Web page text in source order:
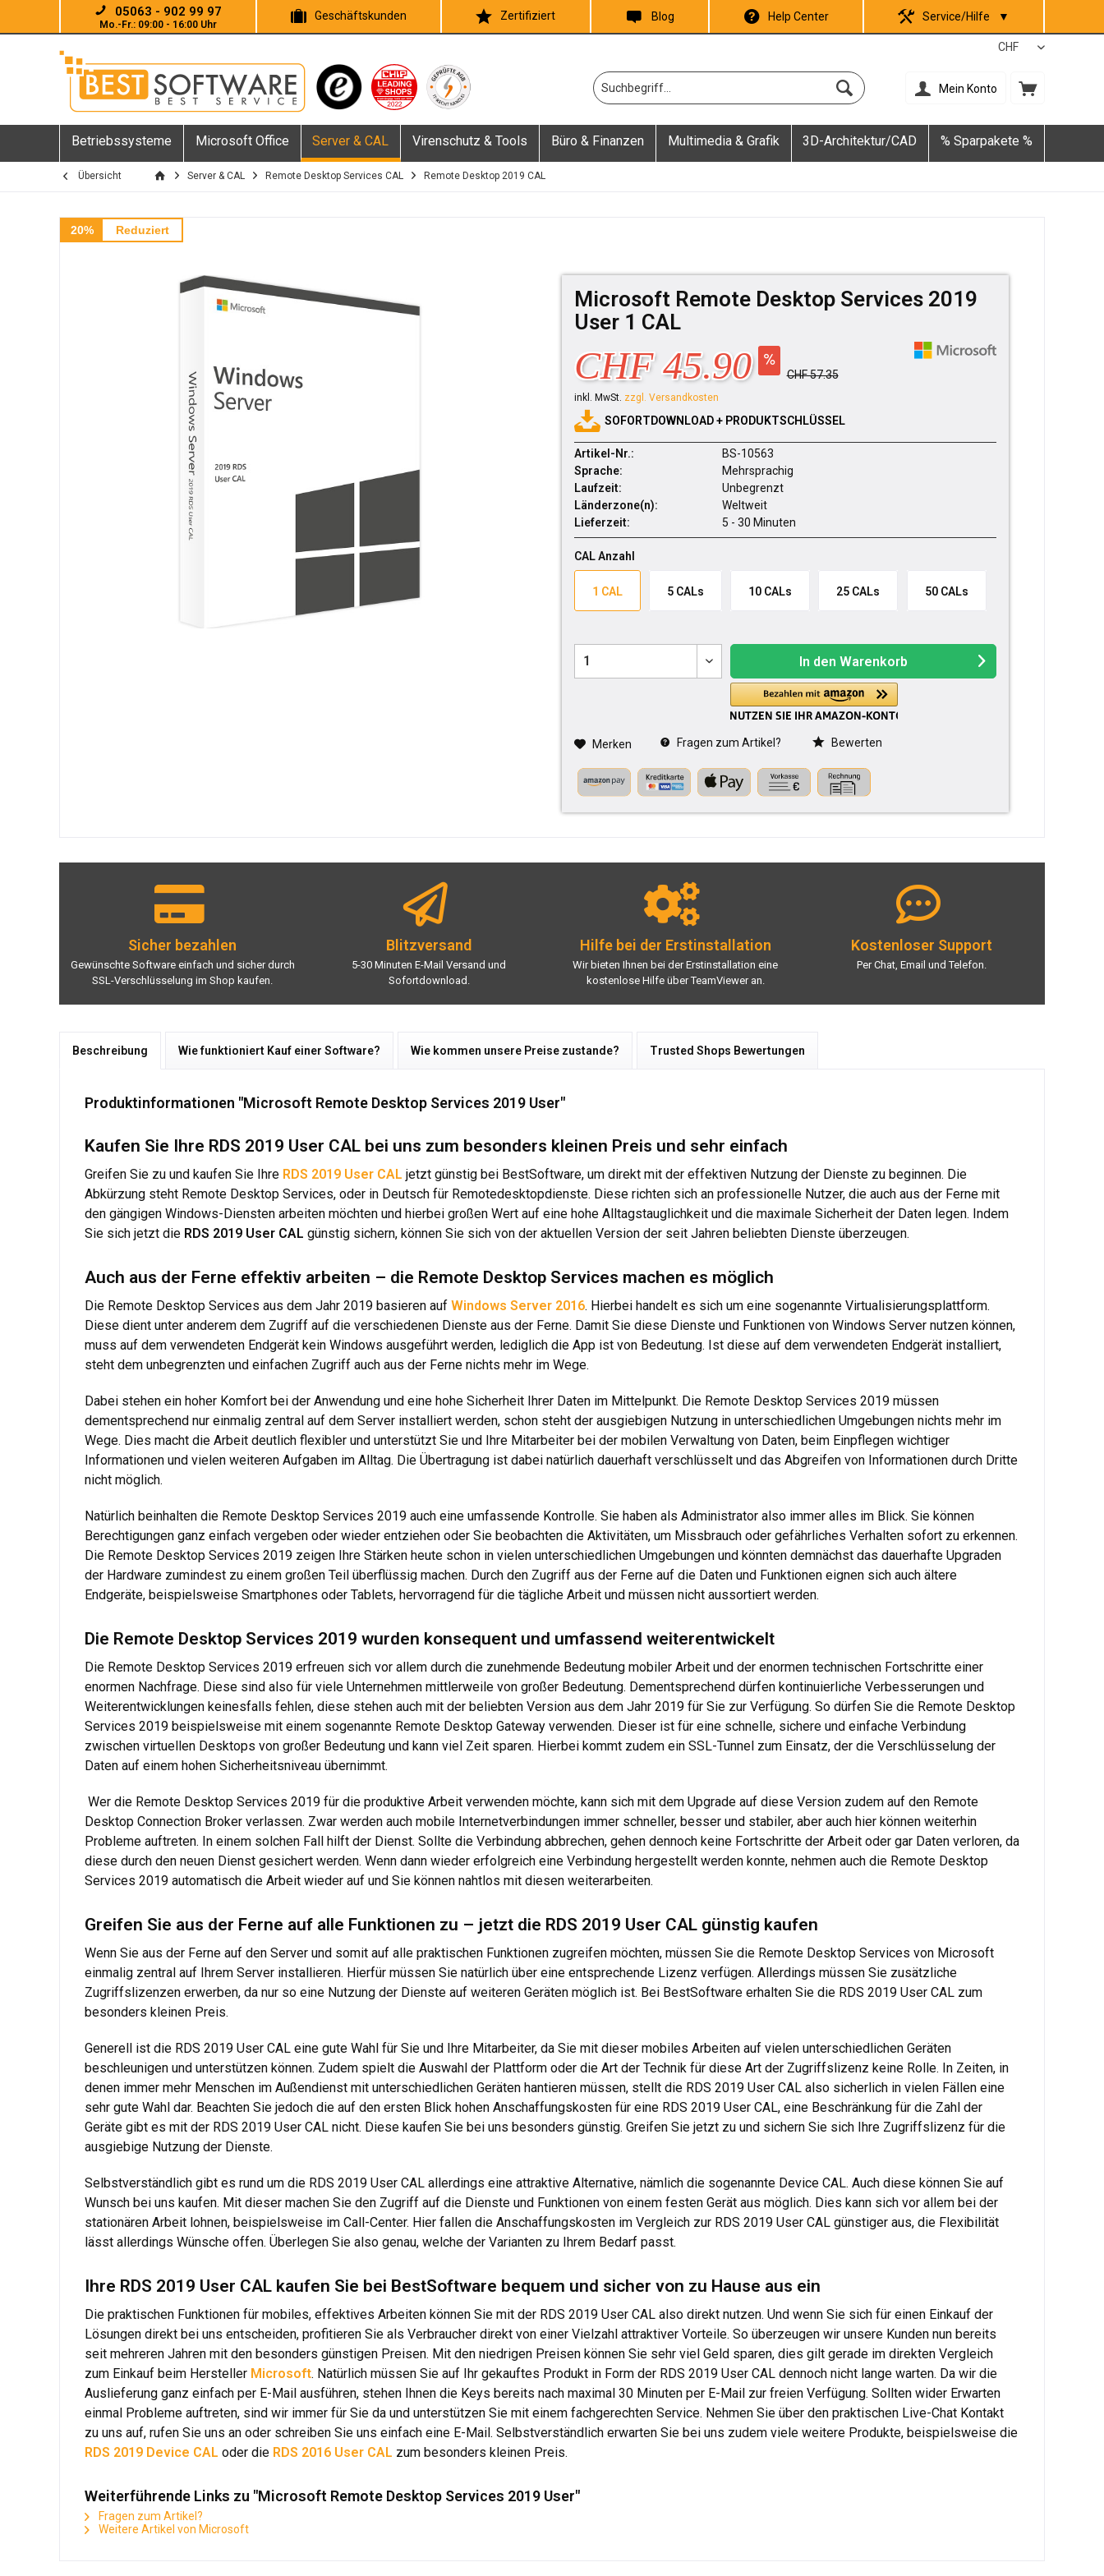
05063 - 902 99 97
Mo.-Fr.: 09:00 - 16:00 Uhr
Geschäftskunden Zertifiziert Blog Help Center Service/Hilfe ▼
Mein Konto
Betriebssysteme Microsoft Office Server & CAL Virenschutz & Tools Büro & Finanzen Multimedia & Grafik 3D-Architektur/CAD % Sparpakete %
Übersicht Server & CAL Remote Desktop Services CAL Remote Desktop 2019 CAL
20% Reduziert
Microsoft Remote Desktop Services 2019
User 1 CAL
CHF 45.90 CHF 57.35
inkl. MwSt. zzgl. Versandkosten
SOFORTDOWNLOAD + PRODUKTSCHLÜSSEL
Artikel-Nr.:
BS-10563
Sprache:
Mehrsprachig
Laufzeit:
Unbegrenzt
Länderzone(n):
Weltweit
Lieferzeit:
5 - 30 Minuten
CAL Anzahl
1 CAL 5 CALs 10 CALs 25 CALs 50 CALs
In den Warenkorb
Merken Fragen zum Artikel? Bewerten
Sicher bezahlen
Gewünschte Software einfach und sicher durch
SSL-Verschlüsselung im Shop kaufen.
Blitzversand
5-30 Minuten E-Mail Versand und
Sofortdownload.
Hilfe bei der Erstinstallation
Wir bieten Ihnen bei der Erstinstallation eine
kostenlose Hilfe über TeamViewer an.
Kostenloser Support
Per Chat, Email und Telefon.
Beschreibung Wie funktioniert Kauf einer Software? Wie kommen unsere Preise zustande? Trusted Shops Bewertungen
Produktinformationen "Microsoft Remote Desktop Services 2019 User"
Kaufen Sie Ihre RDS 2019 User CAL bei uns zum besonders kleinen Preis und sehr einfach
Greifen Sie zu und kaufen Sie Ihre RDS 2019 User CAL jetzt günstig bei BestSoftware, um direkt mit der effektiven Nutzung der Dienste zu beginnen. Die
Abkürzung steht Remote Desktop Services, oder in Deutsch für Remotedesktopdienste. Diese richten sich an professionelle Nutzer, die auch aus der Ferne mit
den gängigen Windows-Diensten arbeiten möchten und hierbei großen Wert auf eine hohe Alltagstauglichkeit und die maximale Sicherheit der Daten legen. Indem
Sie sich jetzt die RDS 2019 User CAL günstig sichern, können Sie sich von der aktuellen Version der seit Jahren beliebten Dienste überzeugen.
Auch aus der Ferne effektiv arbeiten – die Remote Desktop Services machen es möglich
Die Remote Desktop Services aus dem Jahr 2019 basieren auf Windows Server 2016. Hierbei handelt es sich um eine sogenannte Virtualisierungsplattform.
Diese dient unter anderem dem Zugriff auf die verschiedenen Dienste aus der Ferne. Damit Sie diese Dienste und Funktionen von Windows Server nutzen können,
muss auf dem verwendeten Endgerät kein Windows ausgeführt werden, lediglich die App ist von Bedeutung. Ist diese auf dem verwendeten Endgerät installiert,
steht dem unbegrenzten und einfachen Zugriff auch aus der Ferne nichts mehr im Wege.
Dabei stehen ein hoher Komfort bei der Anwendung und eine hohe Sicherheit Ihrer Daten im Mittelpunkt. Die Remote Desktop Services 2019 müssen
dementsprechend nur einmalig zentral auf dem Server installiert werden, schon steht der ausgiebigen Nutzung in unterschiedlichen Umgebungen nichts mehr im
Wege. Dies macht die Arbeit deutlich flexibler und unterstützt Sie und Ihre Mitarbeiter bei der mobilen Verwaltung von Daten, beim Einpflegen wichtiger
Informationen und vielen weiteren Aufgaben im Alltag. Die Übertragung ist dabei natürlich dauerhaft verschlüsselt und das Abgreifen von Informationen durch Dritte
nicht möglich.
Natürlich beinhalten die Remote Desktop Services 2019 auch eine umfassende Kontrolle. Sie haben als Administrator also immer alles im Blick. Sie können
Berechtigungen ganz einfach vergeben oder wieder entziehen oder Sie beobachten die Aktivitäten, um Missbrauch oder gefährliches Verhalten sofort zu erkennen.
Die Remote Desktop Services 2019 zeigen Ihre Stärken heute schon in vielen unterschiedlichen Umgebungen und könnten demnächst das dauerhafte Upgraden
der Hardware zumindest zu einem großen Teil überflüssig machen. Durch den Zugriff aus der Ferne auf die Daten und Funktionen eignen sich auch ältere
Endgeräte, beispielsweise Smartphones oder Tablets, hervorragend für die tägliche Arbeit und müssen nicht aussortiert werden.
Die Remote Desktop Services 2019 wurden konsequent und umfassend weiterentwickelt
Die Remote Desktop Services 2019 erfreuen sich vor allem durch die zunehmende Bedeutung mobiler Arbeit und der enormen technischen Fortschritte einer
enormen Nachfrage. Diese sind also für viele Unternehmen mittlerweile von großer Bedeutung. Dementsprechend dürfen kontinuierliche Verbesserungen und
Weiterentwicklungen keinesfalls fehlen, diese stehen auch mit der beliebten Version aus dem Jahr 2019 für Sie zur Verfügung. So dürfen Sie die Remote Desktop
Services 2019 beispielsweise mit einem sogenannte Remote Desktop Gateway verwenden. Dieser ist für eine schnelle, sichere und einfache Verbindung
zwischen virtuellen Desktops von großer Bedeutung und kann viel Zeit sparen. Hierbei kommt zudem ein SSL-Tunnel zum Einsatz, der die Verschlüsselung der
Daten auf einem hohen Sicherheitsniveau übernimmt.
Wer die Remote Desktop Services 2019 für die produktive Arbeit verwenden möchte, kann sich mit dem Upgrade auf diese Version zudem auf den Remote
Desktop Connection Broker verlassen. Zwar werden auch mobile Internetverbindungen immer schneller, besser und stabiler, aber auch hier können weiterhin
Probleme auftreten. In einem solchen Fall hilft der Dienst. Sollte die Verbindung abbrechen, gehen dennoch keine Fortschritte der Arbeit oder gar Daten verloren, da
diese durch den neuen Dienst gesichert werden. Wenn dann wieder erfolgreich eine Verbindung hergestellt werden konnte, nehmen auch die Remote Desktop
Services 2019 automatisch die Arbeit wieder auf und Sie können nahtlos mit diesen weiterarbeiten.
Greifen Sie aus der Ferne auf alle Funktionen zu – jetzt die RDS 2019 User CAL günstig kaufen
Wenn Sie aus der Ferne auf den Server und somit auf alle praktischen Funktionen zugreifen möchten, müssen Sie die Remote Desktop Services von Microsoft
einmalig zentral auf Ihrem Server installieren. Hierfür müssen Sie natürlich über eine entsprechende Lizenz verfügen. Allerdings müssen Sie zusätzliche
Zugriffslizenzen erwerben, da nur so eine Nutzung der Dienste auf weiteren Geräten möglich ist. Bei BestSoftware erhalten Sie die RDS 2019 User CAL zum
besonders kleinen Preis.
Generell ist die RDS 2019 User CAL eine gute Wahl für Sie und Ihre Mitarbeiter, da Sie mit dieser mobiles Arbeiten auf vielen unterschiedlichen Geräten
beschleunigen und unterstützen können. Zudem spielt die Auswahl der Plattform oder die Art der Technik für diese Art der Zugriffslizenz keine Rolle. In Zeiten, in
denen immer mehr Menschen im Außendienst mit unterschiedlichen Geräten hantieren müssen, stellt die RDS 2019 User CAL also sicherlich in vielen Fällen eine
sehr gute Wahl dar. Beachten Sie jedoch die auf den ersten Blick hohen Anschaffungskosten für eine RDS 2019 User CAL, eine Beschränkung für die Zahl der
Geräte gibt es mit der RDS 2019 User CAL nicht. Diese kaufen Sie bei uns besonders günstig. Greifen Sie jetzt zu und sichern Sie sich Ihre Zugriffslizenz für die
ausgiebige Nutzung der Dienste.
Selbstverständlich gibt es rund um die RDS 2019 User CAL allerdings eine attraktive Alternative, nämlich die sogenannte Device CAL. Auch diese können Sie auf
Wunsch bei uns kaufen. Mit dieser machen Sie den Zugriff auf die Dienste und Funktionen von einem festen Gerät aus möglich. Dies kann sich vor allem bei der
stationären Arbeit lohnen, beispielsweise im Call-Center. Hier fallen die Anschaffungskosten im Vergleich zur RDS 2019 User CAL günstiger aus, die Flexibilität
lässt allerdings Wünsche offen. Überlegen Sie also genau, welche der Varianten zu Ihrem Bedarf passt.
Ihre RDS 2019 User CAL kaufen Sie bei BestSoftware bequem und sicher von zu Hause aus ein
Die praktischen Funktionen für mobiles, effektives Arbeiten können Sie mit der RDS 2019 User CAL also direkt nutzen. Und wenn Sie sich für einen Einkauf der
Lösungen direkt bei uns entscheiden, profitieren Sie als Verbraucher direkt von einer Vielzahl attraktiver Vorteile. So überzeugen wir unsere Kunden nun bereits
seit mehreren Jahren mit den besonders günstigen Preisen. Mit den niedrigen Preisen können Sie sehr viel Geld sparen, dies gilt gerade im direkten Vergleich
zum Einkauf beim Hersteller Microsoft. Natürlich müssen Sie auf Ihr gekauftes Produkt in Form der RDS 2019 User CAL dennoch nicht lange warten. Da wir die
Auslieferung ganz einfach per E-Mail ausführen, stehen Ihnen die Keys bereits nach maximal 30 Minuten per E-Mail zur freien Verfügung. Sollten wider Erwarten
einmal Probleme auftreten, sind wir immer für Sie da und unterstützen Sie mit einem fachgerechten Service. Nehmen Sie über den praktischen Live-Chat Kontakt
zu uns auf, rufen Sie uns an oder schreiben Sie uns einfach eine E-Mail. Selbstverständlich erwarten Sie bei uns zudem viele weitere Produkte, beispielsweise die
RDS 2019 Device CAL oder die RDS 2016 User CAL zum besonders kleinen Preis.
Weiterführende Links zu "Microsoft Remote Desktop Services 2019 User"
Fragen zum Artikel?
Weitere Artikel von Microsoft